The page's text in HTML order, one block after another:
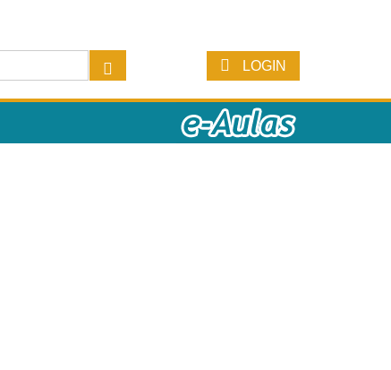
LOGIN